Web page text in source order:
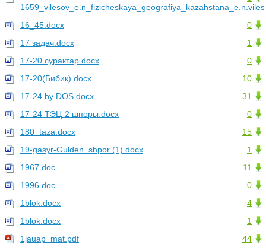
0
16_45.docx
1
17 задач.docx
0
17-20 сурактар.docx
10
17-20(Бибик).docx
31
17-24 by DOS.docx
0
17-24 ТЭЦ-2 шпоры.docx
15
180_taza.docx
1
19-gasyr-Gulden_shpor (1).docx
11
1967.doc
0
1996.doc
4
1blok.docx
1
1blok.docx
44
1jauap_mat.pdf